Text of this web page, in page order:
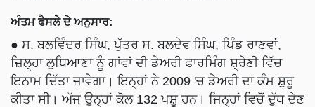
ਅੰਤਮ ਫੈਸਲੇ ਦੇ ਅਨੁਸਾਰ:
● ਸ. ਬਲਵਿੰਦਰ ਸਿੰਘ, ਪੁੱਤਰ ਸ. ਬਲਦੇਵ ਸਿੰਘ, ਪਿੰਡ ਰਾਣਵਾਂ,
ਜ਼ਿਲ੍ਹਾ ਲੁਧਿਆਣਾ ਨੂੰ ਗਾਂਵਾਂ ਦੀ ਡੇਅਰੀ ਫਾਰਮਿੰਗ ਸ਼੍ਰੇਣੀ ਵਿੱਚ
ਇਨਾਮ ਦਿੱਤਾ ਜਾਵੇਗਾ। ਇਨ੍ਹਾਂ ਨੇ 2009 'ਚ ਡੇਅਰੀ ਦਾ ਕੰਮ ਸ਼ੁਰੂ
ਕੀਤਾ ਸੀ। ਅੱਜ ਉਨ੍ਹਾਂ ਕੋਲ 132 ਪਸ਼ੂ ਹਨ। ਜਿਨ੍ਹਾਂ ਵਿਚੋਂ ਦੁੱਧ ਦੇਣ